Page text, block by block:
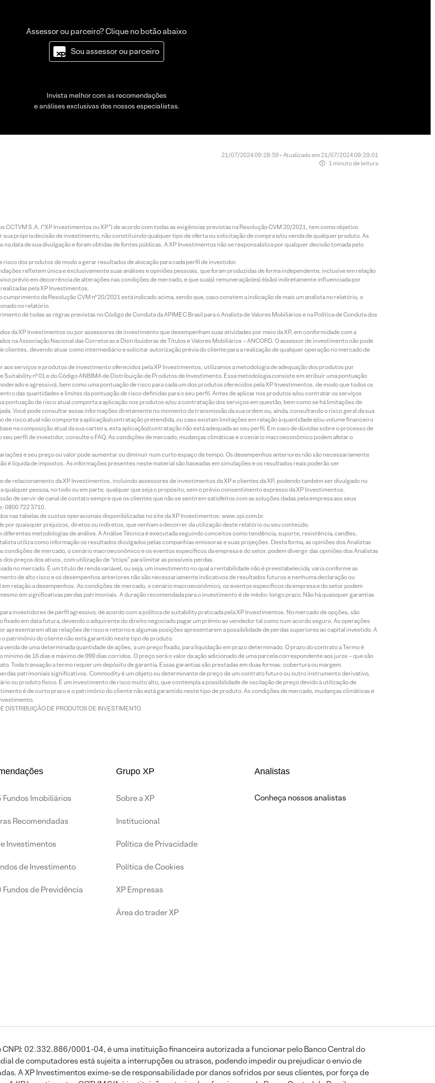
Assessor ou parceiro? Clique no botão abaixo
Sou assessor ou parceiro
Invista melhor com as recomendações
e análises exclusivas dos nossos especialistas.
21/07/2024 09:28:59 • Atualizado em 21/07/2024 09:29:01
1 minuto de leitura
CCTVM S.A. (“XP Investimentos ou XP”) de acordo com todas as exigências previstas na Resolução CVM 20/2021, tem como objetivo
própria decisão de investimento, não constituindo qualquer tipo de oferta ou solicitação de compra e/ou venda de qualquer produto. As
data de sua divulgação e foram obtidas de fontes públicas. A XP Investimentos não se responsabiliza por qualquer decisão tomada pelo
dos produtos de modo a gerar resultados de alocação para cada perfil de investidor.
refletem única e exclusivamente suas análises e opiniões pessoais, que foram produzidas de forma independente, inclusive em relação
prévio em decorrência de alterações nas condições de mercado, e que sua(s) remuneração(es) é(são) indiretamente influenciada por
pela XP Investimentos.
da Resolução CVM nº 20/2021 está indicado acima, sendo que, caso constem a indicação de mais um analista no relatório, o
no relatório.
de todas as regras previstas no Código de Conduta da APIMEC Brasil para o Analista de Valores Mobiliários e na Política de Conduta dos
da XP Investimentos ou por assessores de investimento que desempenham suas atividades por meio da XP, em conformidade com a
na Associação Nacional das Corretoras e Distribuidoras de Títulos e Valores Mobiliários – ANCORD. O assessor de investimento não pode
devendo atuar como intermediário e solicitar autorização prévia do cliente para a realização de qualquer operação no mercado de
aos serviços e produtos de investimento oferecidos pela XP Investimentos, utilizamos a metodologia de adequação dos produtos por
nº 01 e do Código ANBIMA de Distribuição de Produtos de Investimento. Essa metodologia consiste em atribuir uma pontuação
e agressivo), bem como uma pontuação de risco para cada um dos produtos oferecidos pela XP Investimentos, de modo que todos os
das quantidades e limites da pontuação de risco definidas para o seu perfil. Antes de aplicar nos produtos e/ou contratar os serviços
de risco atual comporta a aplicação nos produtos e/ou a contratação dos serviços em questão, bem como se há limitações de
Você pode consultar essas informações diretamente no momento da transmissão da sua ordem ou, ainda, consultando o risco geral da sua
de risco atual não comporte a aplicação/contratação pretendida, ou caso existam limitações em relação à quantidade e/ou volume financeiro
na composição atual da sua carteira, esta aplicação/contratação não está adequada ao seu perfil. Em caso de dúvidas sobre o processo de
perfil de investidor, consulte o FAQ. As condições de mercado, mudanças climáticas e o cenário macroeconômico podem afetar o
e seu preço ou valor pode aumentar ou diminuir num curto espaço de tempo. Os desempenhos anteriores não são necessariamente
é líquida de impostos. As informações presentes neste material são baseadas em simulações e os resultados reais poderão ser
relacionamento da XP Investimentos, incluindo assessores de investimentos da XP e clientes da XP, podendo também ser divulgado no
qualquer pessoa, no todo ou em parte, qualquer que seja o propósito, sem o prévio consentimento expresso da XP Investimentos.
de servir de canal de contato sempre que os clientes que não se sentirem satisfeitos com as soluções dadas pela empresa aos seus
0800 722 3710.
nas tabelas de custos operacionais disponibilizadas no site da XP Investimentos: www.xpi.com.br.
por quaisquer prejuízos, diretos ou indiretos, que venham a decorrer da utilização deste relatório ou seu conteúdo.
diferentes metodologias de análise. A Análise Técnica é executada seguindo conceitos como tendência, suporte, resistência, candles,
utiliza como informação os resultados divulgados pelas companhias emissoras e suas projeções. Desta forma, as opiniões dos Analistas
condições de mercado, o cenário macroeconômico e os eventos específicos da empresa e do setor, podem divergir das opiniões dos Analistas
preços dos ativos, com utilização de “stops” para limitar as possíveis perdas.
no mercado. É um título de renda variável, ou seja, um investimento no qual a rentabilidade não é preestabelecida, varia conforme as
de alto risco e os desempenhos anteriores não são necessariamente indicativos de resultados futuros e nenhuma declaração ou
relação a desempenhos. As condições de mercado, o cenário macroeconômico, os eventos específicos da empresa e do setor podem
em significativas perdas patrimoniais. A duração recomendada para o investimento é de médio-longo prazo. Não há quaisquer garantias
investidores de perfil agressivo, de acordo com a política de suitability praticada pela XP Investimentos. No mercado de opções, são
em data futura, devendo o adquirente do direito negociado pagar um prêmio ao vendedor tal como num acordo seguro. As operações
apresentarem altas relações de risco e retorno e algumas posições apresentarem a possibilidade de perdas superiores ao capital investido. A
patrimônio do cliente não está garantido neste tipo de produto.
de uma determinada quantidade de ações, a um preço fixado, para liquidação em prazo determinado. O prazo do contrato a Termo é
de 16 dias e máximo de 999 dias corridos. O preço será o valor da ação adicionado de uma parcela correspondente aos juros – que são
Toda transação a termo requer um depósito de garantia. Essas garantias são prestadas em duas formas: cobertura ou margem.
patrimoniais significativos. Commodity é um objeto ou determinante de preço de um contrato futuro ou outro instrumento derivativo,
ou produto físico. É um investimento de risco muito alto, que contempla a possibilidade de oscilação de preço devido à utilização de
é de curto prazo e o patrimônio do cliente não está garantido neste tipo de produto. As condições de mercado, mudanças climáticas e
DISTRIBUIÇÃO DE PRODUTOS DE INVESTIMENTO.
Fundos Imobiliários
Recomendadas
Investimentos
de Investimento
Fundos de Previdência
Grupo XP
Sobre a XP
Institucional
Política de Privacidade
Política de Cookies
XP Empresas
Área do trader XP
Analistas
Conheça nossos analistas
CNPJ: 02.332.886/0001-04, é uma instituição financeira autorizada a funcionar pelo Banco Central do
de computadores está sujeita a interrupções ou atrasos, podendo impedir ou prejudicar o envio de
A XP Investimentos exime-se de responsabilidade por danos sofridos por seus clientes, por força de